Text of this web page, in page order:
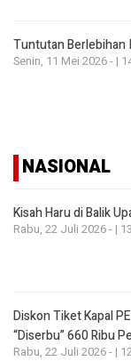
Tuntutan Berlebihan
Senin, 11 Mei 2026 - |
NASIONAL
Kisah Haru di Balik
Rabu, 22 Juli 2026 - |
Diskon Tiket Kapal
“Diserbu” 660 Ribu
Rabu, 22 Juli 2026 - |